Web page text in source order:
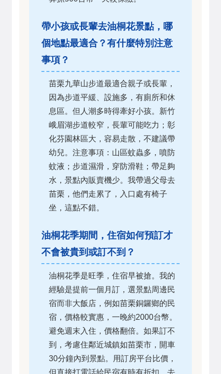
帶小孩或長輩去油桐花景點，哪
個地點最適合？有什麼特別注意
事項？
苗栗九華山步道最適合親子或長輩，
因為步道平緩、設施多，有廁所和休
息區。但人潮多時得牽好小孩。新竹
峨眉湖步道較窄，長輩可能吃力；彰
化芬園林區大，容易走散，不建議帶
幼兒。注意事項：山區蚊蟲多，噴防
蚊液；步道濕滑，穿防滑鞋；帶足夠
水，景點內販賣機少。我帶過父母去
苗栗，他們走累了，入口處有椅子
坐，這點不錯。
油桐花季期間，住宿如何預訂才
不會被貴到或訂不到？
油桐花季是旺季，住宿早被搶。我的
經驗是提前一個月訂，選景點周邊民
宿而非大飯店，例如苗栗銅鑼鄉的民
宿，價格較實惠，一晚約2000台幣。
避免週末入住，價格翻倍。如果訂不
到，考慮住鄰近城鎮如苗栗市，開車
30分鐘內到景點。用訂房平台比價，